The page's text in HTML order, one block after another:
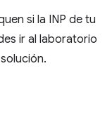
si la INP de tu
ir al laboratorio